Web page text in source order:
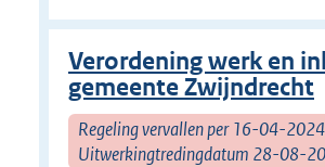
Verordening werk en
gemeente Zwijndrecht
Regeling vervallen per 16-04-2024
Uitwerkingtredingdatum 28-08-